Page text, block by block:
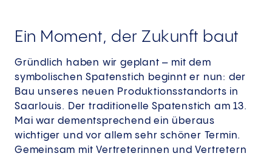
Ein Moment, der Zukunft baut
Gründlich haben wir geplant – mit dem
symbolischen Spatenstich beginnt er nun: der
Bau unseres neuen Produktionsstandorts in
Saarlouis. Der traditionelle Spatenstich am 13.
Mai war dementsprechend ein überaus
wichtiger und vor allem sehr schöner Termin.
Gemeinsam mit Vertreterinnen und Vertretern